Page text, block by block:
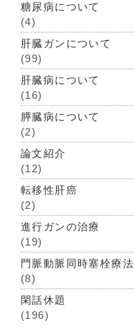
糖尿病について
(4)
肝臓ガンについて
(99)
肝臓病について
(16)
膵臓病について
(2)
論文紹介
(12)
転移性肝癌
(2)
進行ガンの治療
(19)
門脈動脈同時塞栓療法
(8)
閑話休題
(196)